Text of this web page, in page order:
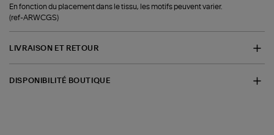
En fonction du placement dans le tissu, les motifs peuvent varier.
(ref-ARWCGS)
LIVRAISON ET RETOUR
DISPONIBILITÉ BOUTIQUE